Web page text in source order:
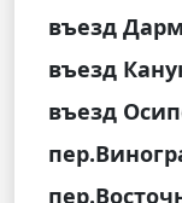
въезд
въезд
въезд